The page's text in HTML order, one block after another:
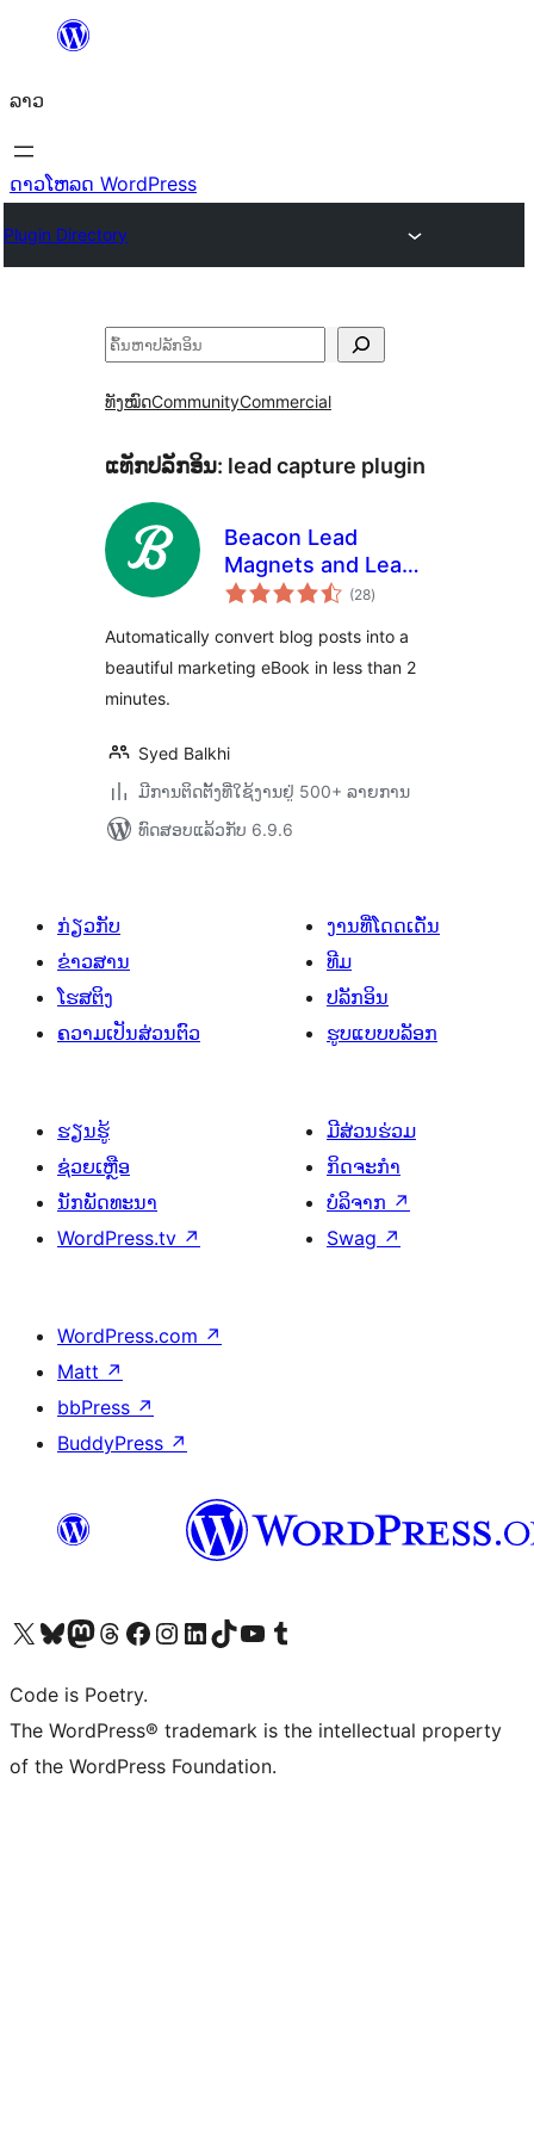
ທີ່
ເນື້ອຫາ
ລາວ
ດາວໂຫລດ WordPress
Plugin Directory
ຄົ້ນຫາ
ທັງໝົດCommunityCommercial
ແທັກປລັກອິນ: lead capture plugin
Beacon Lead
Magnets and Lead
Capture
(28ຄະແນນ
ທັງໝົດ
)
Automatically convert blog posts into a
beautiful marketing eBook in less than 2
minutes.
Syed Balkhi
ມີການຕິດຕັ້ງທີ່ໃຊ້ງານຢູ່ 500+ ລາຍການ
ທົດສອບແລ້ວກັບ 6.9.6
ກ່ຽວກັບ
ຂ່າວສານ
ໂຮສຕິງ
ຄວາມເປັນສ່ວນຕົວ
ງານທີ່ໂດດເດັ່ນ
ທີມ
ປລັກອິນ
ຮູບແບບບລັອກ
ຮຽນຮູ້
ຊ່ວຍເຫຼືອ
ນັກພັດທະນາ
WordPress.tv ↗
ມີສ່ວນຮ່ວມ
ກິດຈະກຳ
ບໍລິຈາກ ↗
Swag ↗
WordPress.com ↗
Matt ↗
bbPress ↗
BuddyPress ↗
ຢ້ຽມຊົມບັນຊີ X (ຊື່ເກົ່າ Twitter) ຂອງພວກເຮົາຢ້ຽມຊົມບັນຊີ Bluesky ຂອງພວກເຮົາຢ້ຽມຊົມບັນຊີ Mastodon ຂອງພວກເຮົາຢ້ຽມຊົມບັນຊີ Threads ຂອງພວກເຮົາຢ້ຽມຊົມໜ້າ Facebook ຂອງພວກເຮົາຢ້ຽມຊົມບັນຊີ Instagram ຂອງພວກເຮົາຢ້ຽມຊົມບັນຊີ LinkedIn ຂອງພວກເຮົາຢ້ຽມຊົມບັນຊີ TikTok ຂອງພວກເຮົາຢ້ຽມຊົມຊ່ອງ YouTube ຂອງພວກເຮົາຢ້ຽມຊົມບັນຊີ Tumblr ຂອງພວກເຮົາ
Code is Poetry.
The WordPress® trademark is the intellectual property
of the WordPress Foundation.